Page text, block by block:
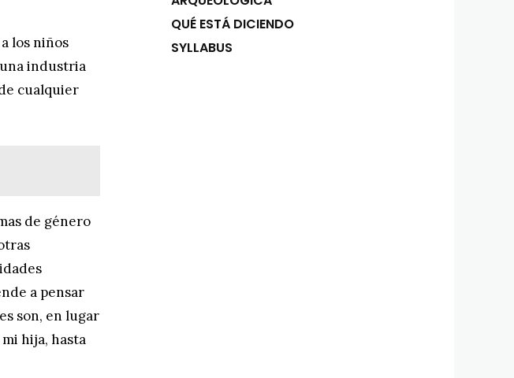
los niños
industria
cualquier
de género
a pensar
son, en lugar
hija, hasta
QUÉ ESTÁ DICIENDO
SYLLABUS